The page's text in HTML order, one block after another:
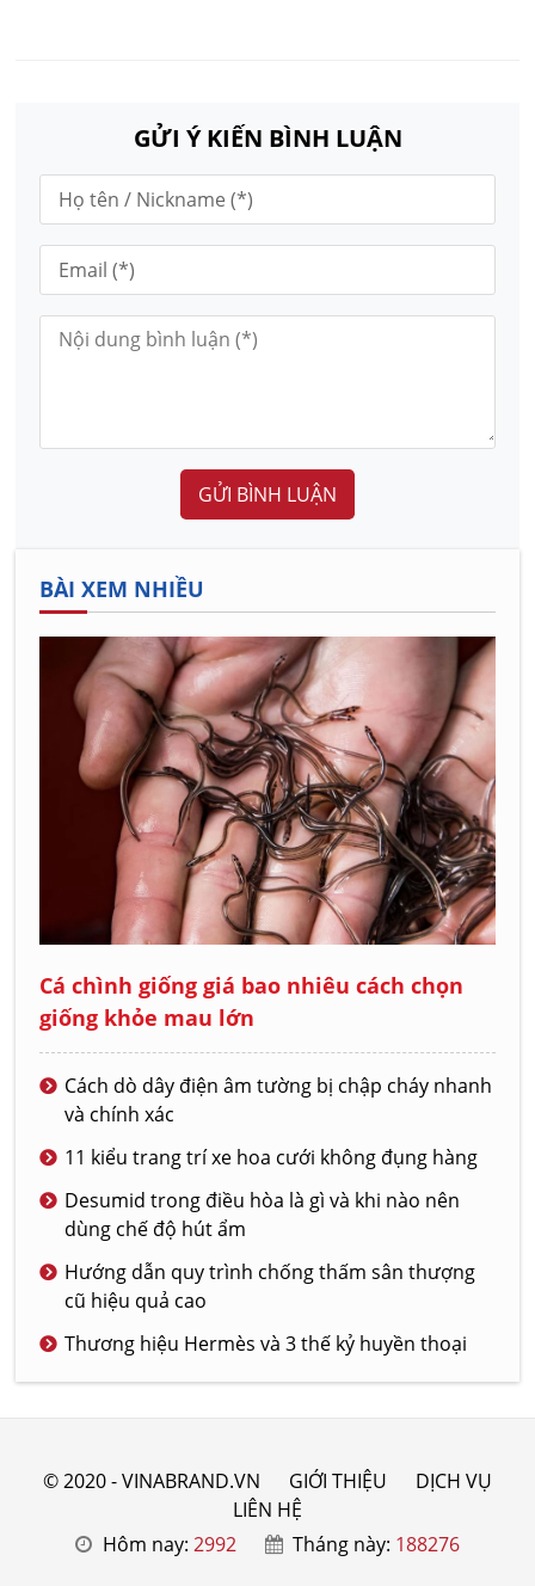
GỬI Ý KIẾN BÌNH LUẬN
GỬI BÌNH LUẬN
BÀI XEM NHIỀU
Cá chình giống giá bao nhiêu cách chọn
giống khỏe mau lớn
Cách dò dây điện âm tường bị chập cháy nhanh
và chính xác
11 kiểu trang trí xe hoa cưới không đụng hàng
Desumid trong điều hòa là gì và khi nào nên
dùng chế độ hút ẩm
Hướng dẫn quy trình chống thấm sân thượng
cũ hiệu quả cao
Thương hiệu Hermès và 3 thế kỷ huyền thoại
© 2020 - VINABRAND.VN GIỚI THIỆU
DỊCH VỤ
LIÊN HỆ
Hôm nay: 2992 Tháng này: 188276